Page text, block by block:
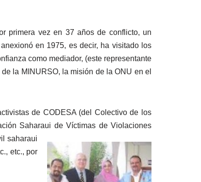
primera vez en 37 años de conflicto, un
en 1975, es decir, ha visitado los
como mediador, (este representante
la MINURSO, la misión de la ONU en el
de CODESA (del Colectivo de los
Saharaui de Víctimas de Violaciones
saharaui
etc., por